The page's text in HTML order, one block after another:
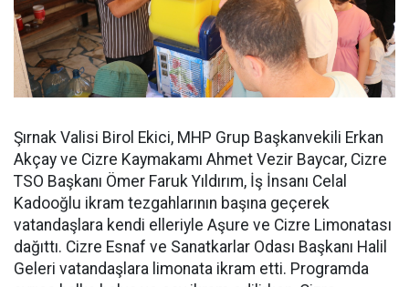
Şırnak Valisi Birol Ekici, MHP Grup Başkanvekili Erkan
Akçay ve Cizre Kaymakamı Ahmet Vezir Baycar, Cizre
TSO Başkanı Ömer Faruk Yıldırım, İş İnsanı Celal
Kadooğlu ikram tezgahlarının başına geçerek
vatandaşlara kendi elleriyle Aşure ve Cizre Limonatası
dağıttı. Cizre Esnaf ve Sanatkarlar Odası Başkanı Halil
Geleri vatandaşlara limonata ikram etti. Programda